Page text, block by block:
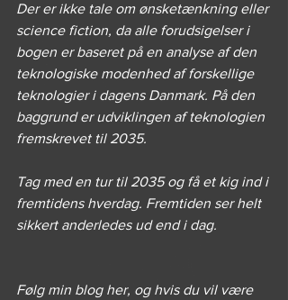
Der er ikke tale om ønsketænkning eller
science fiction, da alle forudsigelser i
bogen er baseret på en analyse af den
teknologiske modenhed af forskellige
teknologier i dagens Danmark. På den
baggrund er udviklingen af teknologien
fremskrevet til 2035.
Tag med en tur til 2035 og få et kig ind i
fremtidens hverdag. Fremtiden ser helt
sikkert anderledes ud end i dag.
Følg min blog her, og hvis du vil være